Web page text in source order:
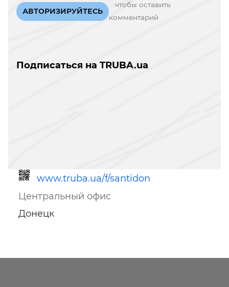
АВТОРИЗИРУЙТЕСЬ
чтобы оставить
комментарий
Подписаться на TRUBA.ua
www.truba.ua/f/santidon
Центральный офис
Донецк